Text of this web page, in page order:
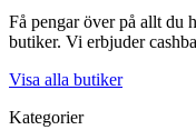
Få pengar över på allt du
butiker. Vi erbjuder
Visa alla butiker
Kategorier